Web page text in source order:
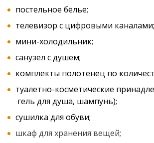
постельное белье;
телевизор с цифровыми каналами;
мини-холодильник;
санузел с душем;
комплекты полотенец по
туалетно-косметические
гель для душа, шампунь);
сушилка для обуви;
шкаф для хранения вещей;